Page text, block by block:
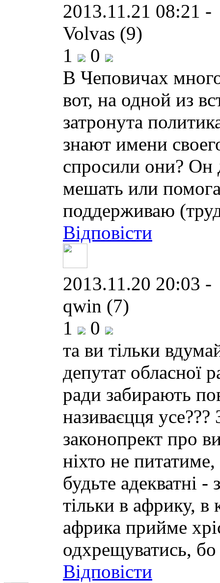
2013.11.21 08:21 -
Volvas (9)
1
0
В Чеповичах
вот, на одной из
затронута
знают имени
спросили они? Он
мешать или
поддерживаю
Відповісти
2013.11.20 20:03 -
qwin (7)
1
0
та ви тільки
депутат обласної
ради забирають
називаєцця
законопрект про
ніхто не
будьте адекватні
тільки в африку,
африка прийме
одхрещуватись, бо
Відповісти